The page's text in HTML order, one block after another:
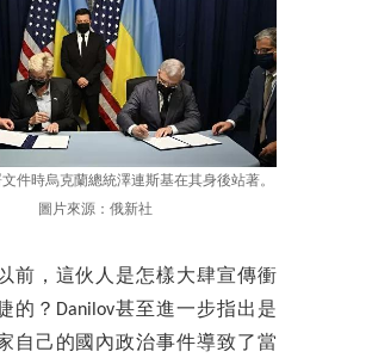
件時烏克蘭總統澤連斯基在其身後站著。
圖片來源：俄新社
前，這伙人是怎樣大肆宣傳衝
的？Danilov甚至進一步指出是
自己的國內政治事件導致了當